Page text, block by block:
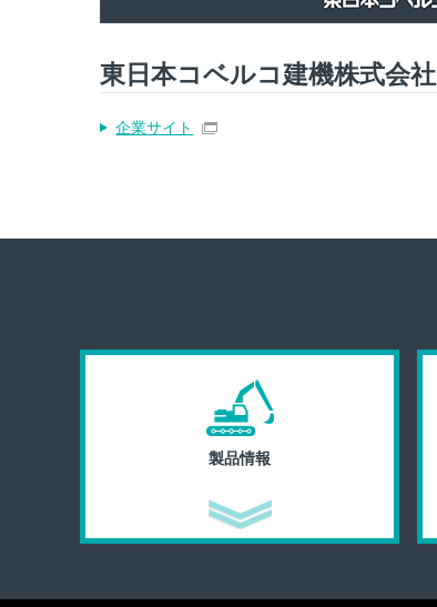
東日本コベルコ建機株式会社
企業サイト
製品情報